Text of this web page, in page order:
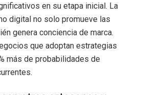
en su etapa inicial. La
digital no solo promueve las
genera conciencia de marca.
que adoptan estrategias
más de probabilidades de